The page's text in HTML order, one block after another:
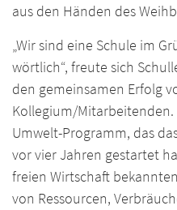
aus den Händen des
„Wir sind eine Schule im
wörtlich“, freute sich
den gemeinsamen Erfolg
Kollegium/Mitarbeitenden.
Umwelt-Programm, das
vor vier Jahren gestartet
freien Wirtschaft
von Ressourcen,